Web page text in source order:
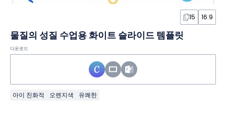
15 16:9
물질의 성질 수업용 화이트 슬라이드 템플릿
다운로드
아이 친화적 오렌지색 유쾌한